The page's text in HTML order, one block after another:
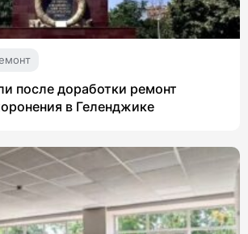
после доработки ремонт
в Геленджике